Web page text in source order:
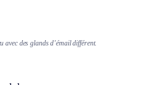
avec des glands d’émail différent.